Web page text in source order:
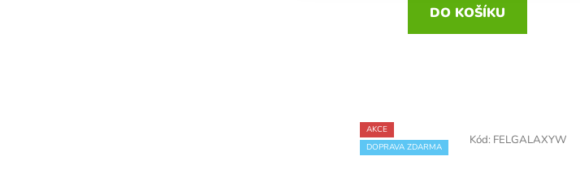
DO KOŠÍKU
AKCE
DOPRAVA ZDARMA
Kód: FELGALAXYW